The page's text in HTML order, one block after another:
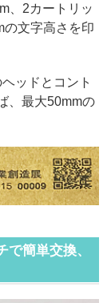
、2カートリッ
の文字高さを印
ッドとコント
、最大50mmの
簡単交換、